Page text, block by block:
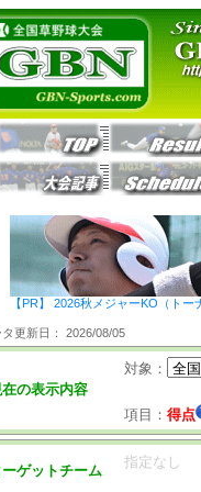
【PR】 2026秋メジャーKO（ト
更新日： 2026/08/05
の表示内容
対象：
項目： 得点
ーゲットチーム
指定なし